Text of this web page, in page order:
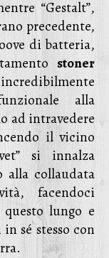
“Gestalt”,
precedente,
di batteria,
stoner
alla
ad intravedere
il vicino
si innalza
alla collaudata
facendoci
lungo e
sé stesso con